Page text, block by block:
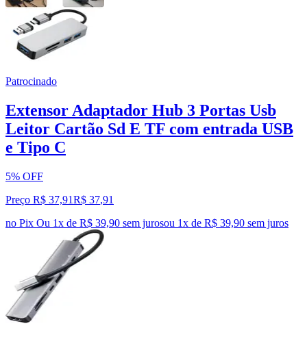
Patrocinado
Extensor Adaptador Hub 3 Portas Usb
Leitor Cartão Sd E TF com entrada USB
e Tipo C
5% OFF
Preço R$ 37,91R$ 37,91
no Pix Ou 1x de R$ 39,90 sem jurosou 1x de R$ 39,90 sem juros